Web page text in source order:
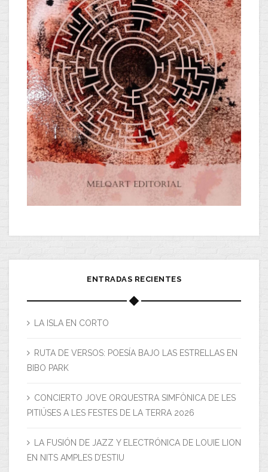
ENTRADAS RECIENTES
LA ISLA EN CORTO
RUTA DE VERSOS: POESÍA BAJO LAS ESTRELLAS EN
BIBO PARK
CONCIERTO JOVE ORQUESTRA SIMFÒNICA DE LES
PITIÜSES A LES FESTES DE LA TERRA 2026
LA FUSIÓN DE JAZZ Y ELECTRÓNICA DE LOUIE LION
EN NITS AMPLES D’ESTIU